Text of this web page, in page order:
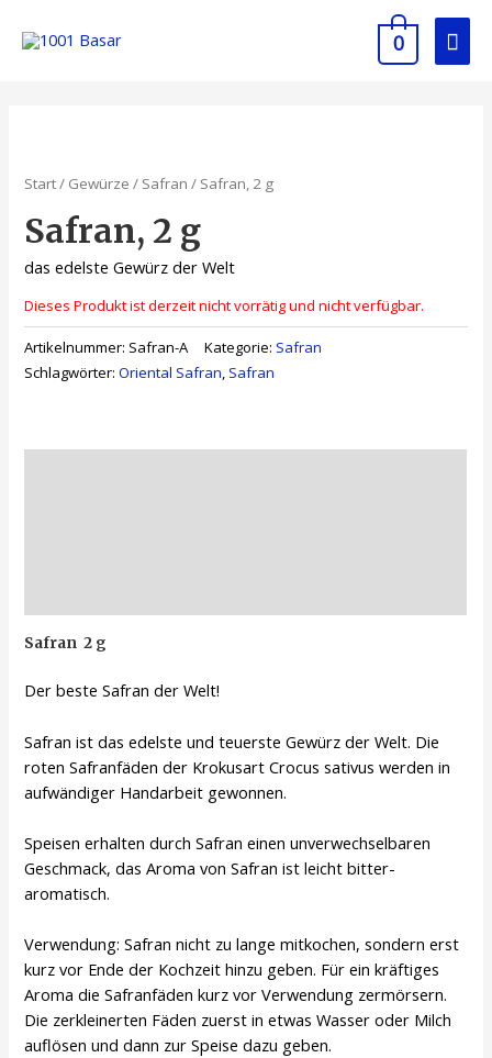
Inhalt
0
Start/ Gewürze / Safran / Safran, 2 g
Safran, 2 g
das edelste Gewürz der Welt
Dieses Produkt ist derzeit nicht vorrätig und nicht verfügbar.
Artikelnummer: Safran-A Kategorie: Safran
Schlagwörter:Oriental Safran, Safran
Safran 2 g
Der beste Safran der Welt!
Safran ist das edelste und teuerste Gewürz der Welt. Die
roten Safranfäden der Krokusart Crocus sativus werden in
aufwändiger Handarbeit gewonnen.
Speisen erhalten durch Safran einen unverwechselbaren
Geschmack, das Aroma von Safran ist leicht bitter-
aromatisch.
Verwendung: Safran nicht zu lange mitkochen, sondern erst
kurz vor Ende der Kochzeit hinzu geben. Für ein kräftiges
Aroma die Safranfäden kurz vor Verwendung zermörsern.
Die zerkleinerten Fäden zuerst in etwas Wasser oder Milch
auflösen und dann zur Speise dazu geben.